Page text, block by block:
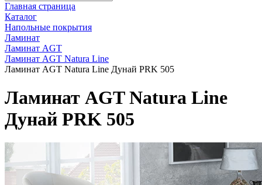
Главная страница
Каталог
Напольные покрытия
Ламинат
Ламинат AGT
Ламинат AGT Natura Line
Ламинат AGT Natura Line Дунай PRK 505
Ламинат AGT Natura Line
Дунай PRK 505